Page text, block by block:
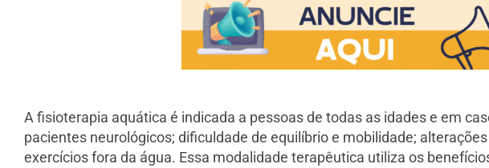
A fisioterapia aquática é indicada a pessoas de todas as idades e em
pacientes neurológicos; dificuldade de equilíbrio e mobilidade;
exercícios fora da água. Essa modalidade terapêutica utiliza os